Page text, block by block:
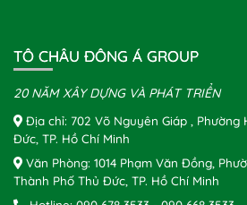
TÔ CHÂU ĐÔNG Á GROUP
20 NĂM XÂY DỰNG VÀ PHÁT TRIỂN
Địa chỉ: 702 Võ Nguyên Giáp , Phường
Đức, TP. Hồ Chí Minh
Văn Phòng: 1014 Phạm Văn Đồng,
Thành Phố Thủ Đức, TP. Hồ Chí Minh